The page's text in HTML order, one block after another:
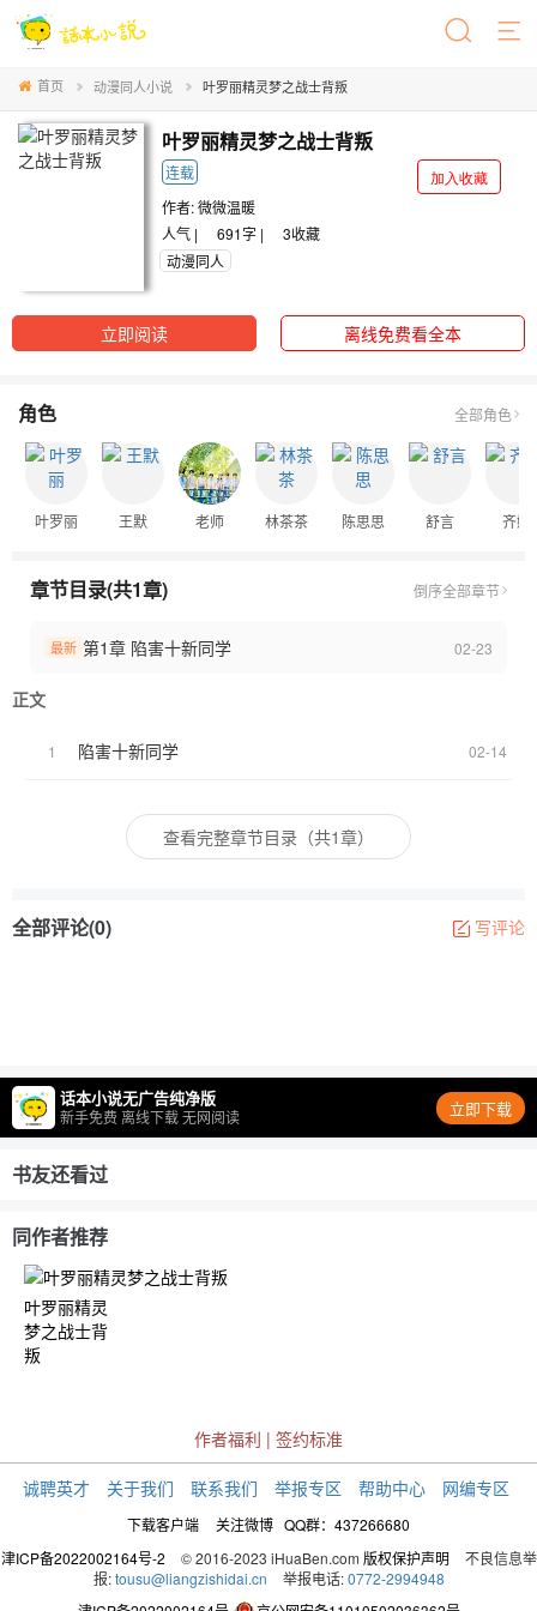
首页 动漫同人小说 叶罗丽精灵梦之战士背叛
叶罗丽精灵梦之战士背叛
连载
加入收藏
作者:微微温暖
人气 |
691字 | 3收藏
动漫同人
立即阅读 离线免费看全本
角色 全部角色
叶罗丽 王默 老师 林茶茶 陈思思 舒言 齐娜
章节目录(共1章) 倒序全部章节
最新 第1章 陷害十新同学 02-23
正文
1 陷害十新同学 02-14
查看完整章节目录（共1章）
全部评论(0) 写评论
话本小说无广告纯净版
新手免费 离线下载 无网阅读 立即下载
书友还看过
同作者推荐
叶罗丽精灵
梦之战士背
叛
作者福利 | 签约标准
诚聘英才 关于我们 联系我们 举报专区 帮助中心 网编专区
下载客户端 关注微博 QQ群：437266680
津ICP备2022002164号-2
© 2016-2023 iHuaBen.com 版权保护声明
不良信息举
报: tousu@liangzishidai.cn 举报电话: 0772-2994948